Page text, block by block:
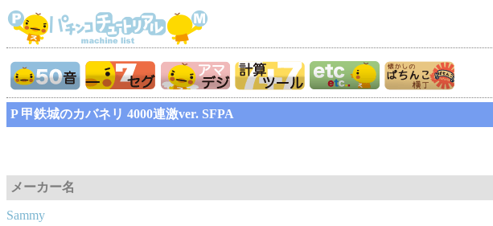
P 甲鉄城のカバネリ 4000連激ver. SFPA
メーカー名
Sammy